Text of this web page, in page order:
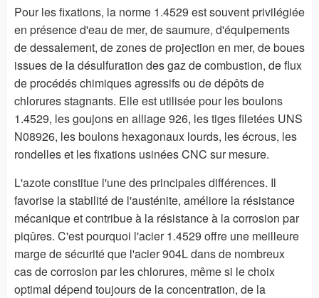
Pour les fixations, la norme 1.4529 est souvent privilégiée
en présence d'eau de mer, de saumure, d'équipements
de dessalement, de zones de projection en mer, de boues
issues de la désulfuration des gaz de combustion, de flux
de procédés chimiques agressifs ou de dépôts de
chlorures stagnants. Elle est utilisée pour les boulons
1.4529, les goujons en alliage 926, les tiges filetées UNS
N08926, les boulons hexagonaux lourds, les écrous, les
rondelles et les fixations usinées CNC sur mesure.
L'azote constitue l'une des principales différences. Il
favorise la stabilité de l'austénite, améliore la résistance
mécanique et contribue à la résistance à la corrosion par
piqûres. C'est pourquoi l'acier 1.4529 offre une meilleure
marge de sécurité que l'acier 904L dans de nombreux
cas de corrosion par les chlorures, même si le choix
optimal dépend toujours de la concentration, de la